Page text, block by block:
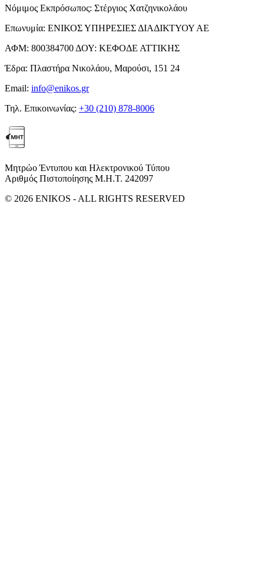
Νόμιμος Εκπρόσωπος: Στέργιος Χατζηνικολάου
Επωνυμία: ΕΝΙΚΟΣ ΥΠΗΡΕΣΙΕΣ ΔΙΑΔΙΚΤΥΟΥ ΑΕ
ΑΦΜ: 800384700 ΔΟΥ: ΚΕΦΟΔΕ ΑΤΤΙΚΗΣ
Έδρα: Πλαστήρα Νικολάου, Μαρούσι, 151 24
Email: info@enikos.gr
Τηλ. Επικοινωνίας: +30 (210) 878-8006
Μητρώο Έντυπου και Ηλεκτρονικού Τύπου
Αριθμός Πιστοποίησης Μ.Η.Τ. 242097
© 2026 ENIKOS - ALL RIGHTS RESERVED